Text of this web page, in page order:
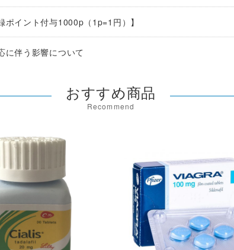
ポイント付与1000p（1p=1円）】
に伴う影響について
おすすめ商品
Recommend